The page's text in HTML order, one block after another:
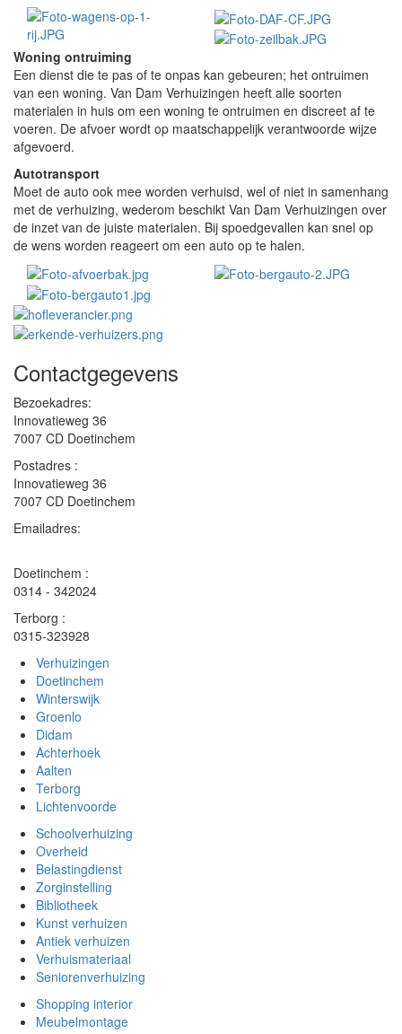
Woning ontruiming
Een dienst die te pas of te onpas kan gebeuren; het ontruimen
van een woning. Van Dam Verhuizingen heeft alle soorten
materialen in huis om een woning te ontruimen en discreet af te
voeren. De afvoer wordt op maatschappelijk verantwoorde wijze
afgevoerd.
Autotransport
Moet de auto ook mee worden verhuisd, wel of niet in samenhang
met de verhuizing, wederom beschikt Van Dam Verhuizingen over
de inzet van de juiste materialen. Bij spoedgevallen kan snel op
de wens worden reageert om een auto op te halen.
Contactgegevens
Bezoekadres:
Innovatieweg 36
7007 CD Doetinchem
Postadres :
Innovatieweg 36
7007 CD Doetinchem
Emailadres:
Doetinchem :
0314 - 342024
Terborg :
0315-323928
Verhuizingen
Doetinchem
Winterswijk
Groenlo
Didam
Achterhoek
Aalten
Terborg
Lichtenvoorde
Schoolverhuizing
Overheid
Belastingdienst
Zorginstelling
Bibliotheek
Kunst verhuizen
Antiek verhuizen
Verhuismateriaal
Seniorenverhuizing
Shopping interior
Meubelmontage